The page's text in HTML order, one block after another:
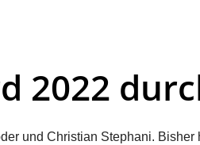
2022
und Christian Stephani.